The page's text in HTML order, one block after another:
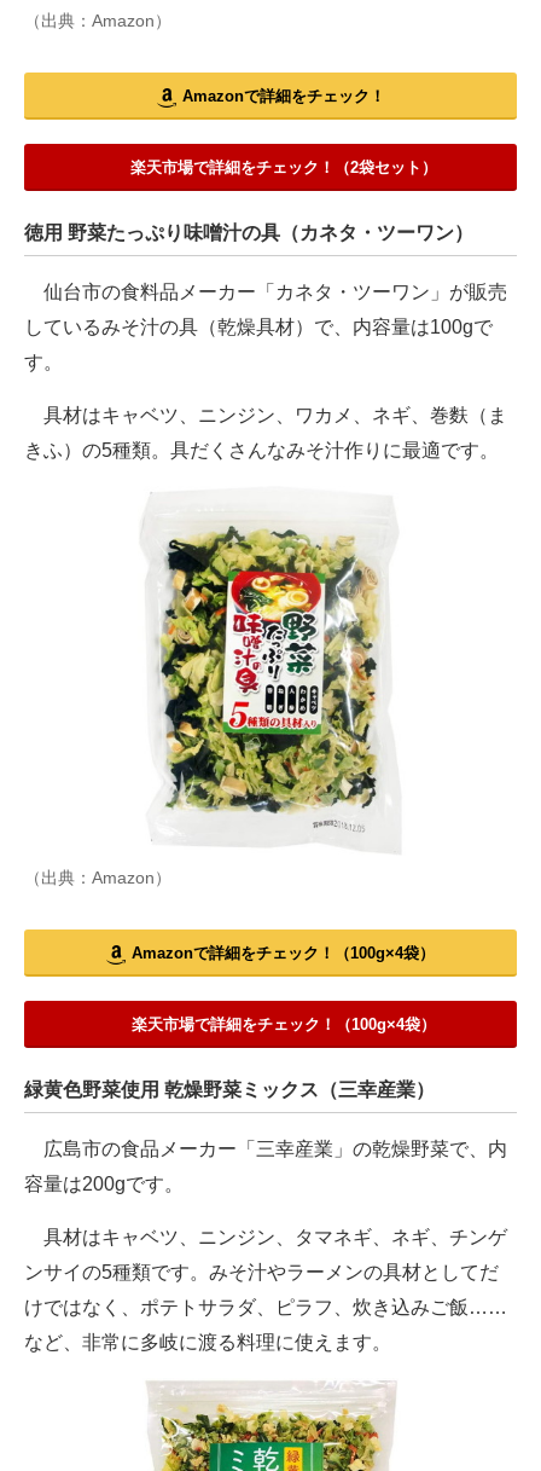
（出典：Amazon）
Amazonで詳細をチェック！
楽天市場で詳細をチェック！（2袋セット）
徳用 野菜たっぷり味噌汁の具（カネタ・ツーワン）
仙台市の食料品メーカー「カネタ・ツーワン」が販売
しているみそ汁の具（乾燥具材）で、内容量は100gで
す。
具材はキャベツ、ニンジン、ワカメ、ネギ、巻麩（ま
きふ）の5種類。具だくさんなみそ汁作りに最適です。
（出典：Amazon）
Amazonで詳細をチェック！（100g×4袋）
楽天市場で詳細をチェック！（100g×4袋）
緑黄色野菜使用 乾燥野菜ミックス（三幸産業）
広島市の食品メーカー「三幸産業」の乾燥野菜で、内
容量は200gです。
具材はキャベツ、ニンジン、タマネギ、ネギ、チンゲ
ンサイの5種類です。みそ汁やラーメンの具材としてだ
けではなく、ポテトサラダ、ピラフ、炊き込みご飯……
など、非常に多岐に渡る料理に使えます。